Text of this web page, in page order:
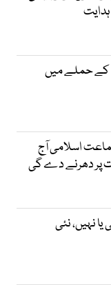
کے حملے میں
اسلامی آج
نہیں، نئی